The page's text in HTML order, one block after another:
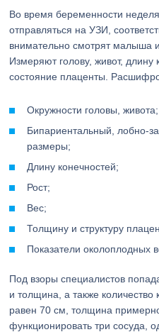
Во время беременности
отправляться на УЗИ,
внимательно смотрят малыша
Измеряют голову, живот, длину
состояние плаценты.
Окружности головы, живота;
Бипариентальный, лобно-
размеры;
Длину конечностей;
Рост;
Вес;
Толщину и структуру
Показатели околоплодных
Под взоры специалистов
и толщина, а также
равен 70 см, толщина
функционировать три сосуда,